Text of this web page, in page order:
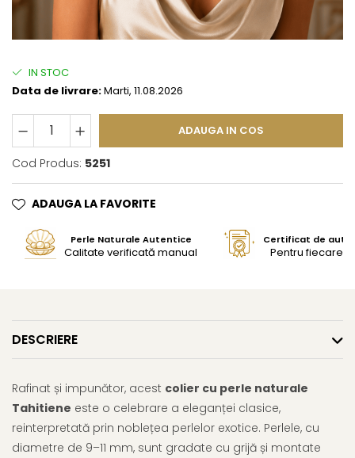
IN STOC
Data de livrare:Marti, 11.08.2026
ADAUGA IN COS
Cod Produs: 5251
ADAUGA LA FAVORITE
Perle Naturale Autentice
Calitate verificată manual
Certificat de
Pentru fiecare
DESCRIERE
Rafinat și impunător, acest colier cu perle naturale
Tahitiene este o celebrare a eleganței clasice,
reinterpretată prin noblețea perlelor exotice. Perlele, cu
diametre de 9–11 mm, sunt gradate cu grijă și montate